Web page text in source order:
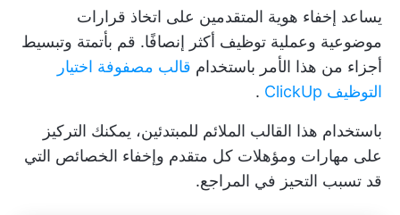
يساعد إخفاء هوية المتقدمين على اتخاذ قرارات
موضوعية وعملية توظيف أكثر إنصافًا. قم بأتمتة وتبسيط
أجزاء من هذا الأمر باستخدام قالب مصفوفة اختيار
التوظيف ClickUp
.
باستخدام هذا القالب الملائم للمبتدئين، يمكنك التركيز
على مهارات ومؤهلات كل متقدم وإخفاء الخصائص التي
قد تسبب التحيز في المراجع.